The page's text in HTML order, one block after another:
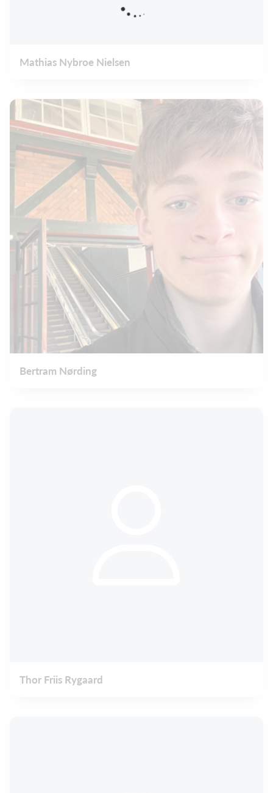
Mathias Nybroe Nielsen
Bertram Nørding
Thor Friis Rygaard